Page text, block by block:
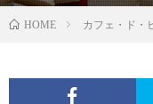
HOME カフェ・ド・